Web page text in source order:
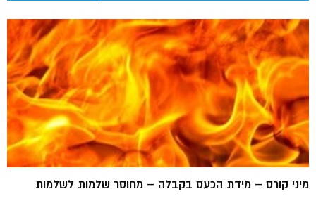
מיני קורס – מידת הכעס בקבלה – מחוסר שלמות לשלמות